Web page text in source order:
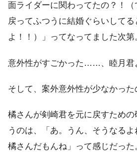
面ライダーに関わってたの？！
戻ってふつうに結婚ぐらいしてる
よ！！）」ってなってました次第
意外性がすごかった……、睦月
そして、案外意外性が少なかった
橘さんが剣崎君を元に戻すため
うのは、「あ。うん、そうなるよ
橘さんだもんね」って感じだった